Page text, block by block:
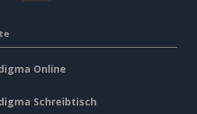
Online
Schreibtisch